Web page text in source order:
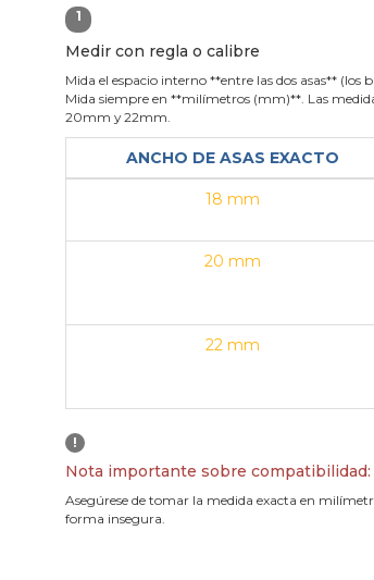
1
Medir con regla o calibre
Mida el espacio interno **entre las dos asas** (los
Mida siempre en **milímetros (mm)**. Las
20mm y 22mm.
ANCHO DE ASAS EXACTO
18 mm
20 mm
22 mm
!
Nota importante sobre compatibilidad:
Asegúrese de tomar la medida exacta en
forma insegura.